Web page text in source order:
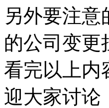
另外要注
的公司变更
看完以上内
迎大家讨论